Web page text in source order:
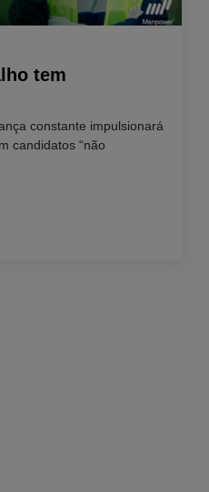
tem
constante impulsionará
candidatos “não